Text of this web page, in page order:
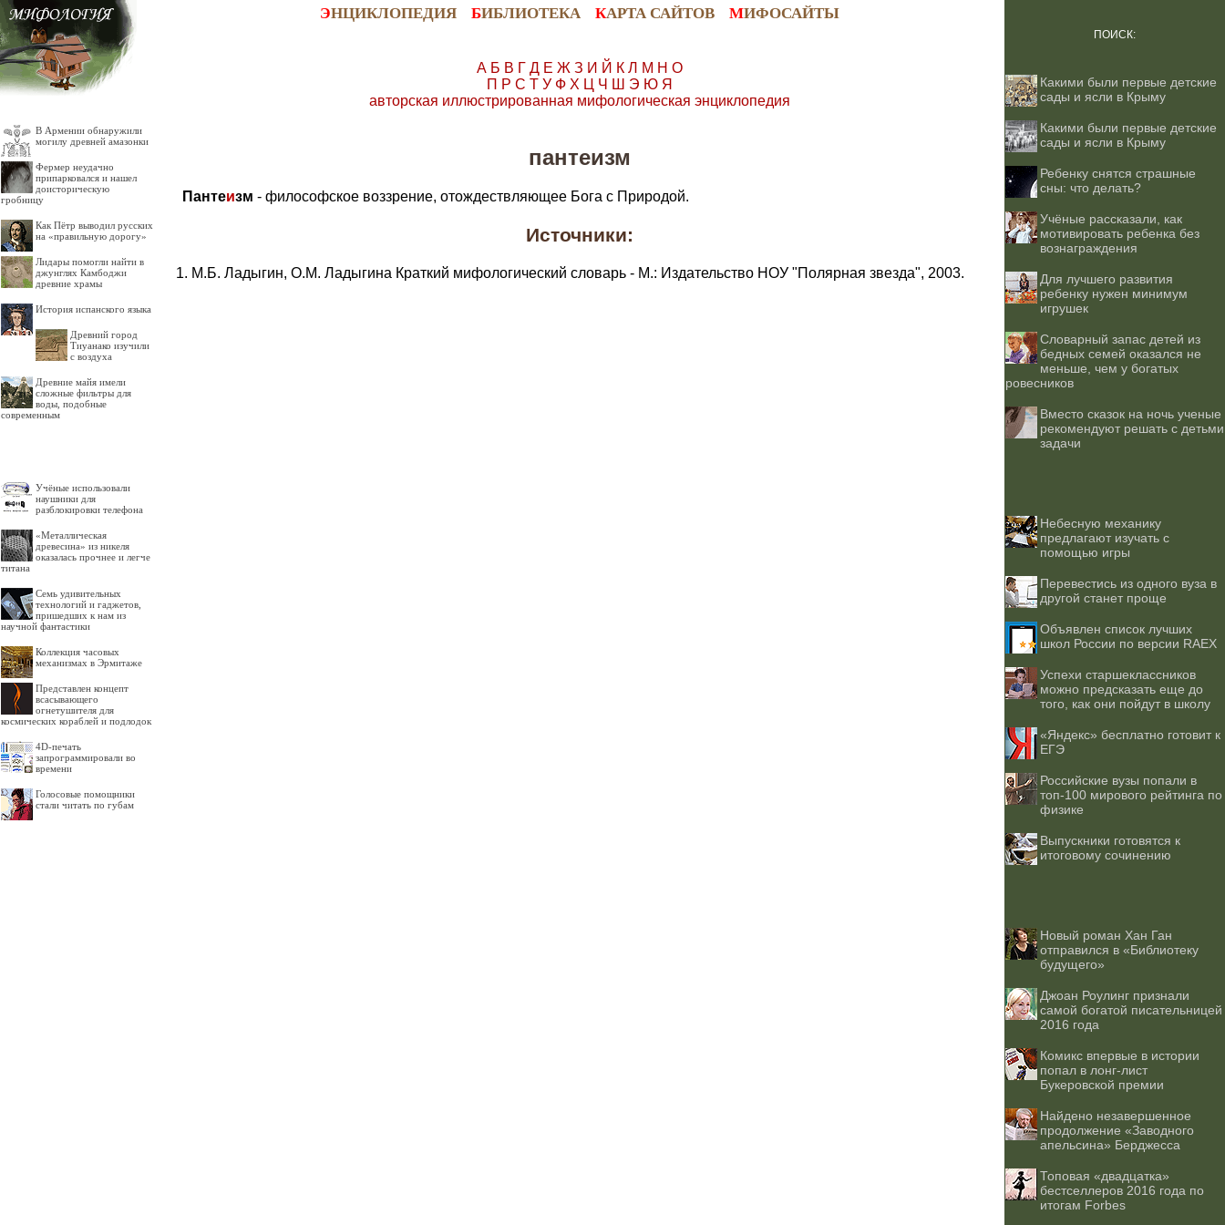
ЭНЦИКЛОПЕДИЯ БИБЛИОТЕКА КАРТА САЙТОВ МИФОСАЙТЫ
В Армении обнаружили
могилу древней амазонки
Фермер неудачно
припарковался и нашел
доисторическую
гробницу
Как Пётр выводил русских
на «правильную дорогу»
Лидары помогли найти в
джунглях Камбоджи
древние храмы
История испанского языка
Древний город
Тиуанако изучили
с воздуха
Древние майя имели
сложные фильтры для
воды, подобные
современным
Учёные использовали
наушники для
разблокировки телефона
«Металлическая
древесина» из никеля
оказалась прочнее и легче
титана
Семь удивительных
технологий и гаджетов,
пришедших к нам из
научной фантастики
Коллекция часовых
механизмах в Эрмитаже
Представлен концепт
всасывающего
огнетушителя для
космических кораблей и подлодок
4D-печать
запрограммировали во
времени
Голосовые помощники
стали читать по губам
А Б В Г Д Е Ж З И Й К Л М Н О
П Р С Т У Ф Х Ц Ч Ш Э Ю Я
авторская иллюстрированная мифологическая энциклопедия
пантеизм
Пантеизм - философское воззрение, отождествляющее Бога с Природой.
Источники:
М.Б. Ладыгин, О.М. Ладыгина Краткий мифологический словарь - М.: Издательство НОУ "Полярная звезда", 2003.
ПОИСК:
Какими были первые детские
сады и ясли в Крыму
Какими были первые детские
сады и ясли в Крыму
Ребенку снятся страшные
сны: что делать?
Учёные рассказали, как
мотивировать ребенка без
вознаграждения
Для лучшего развития
ребенку нужен минимум
игрушек
Словарный запас детей из
бедных семей оказался не
меньше, чем у богатых
ровесников
Вместо сказок на ночь ученые
рекомендуют решать с детьми
задачи
Небесную механику
предлагают изучать с
помощью игры
Перевестись из одного вуза в
другой станет проще
Объявлен список лучших
школ России по версии RAEX
Успехи старшеклассников
можно предсказать еще до
того, как они пойдут в школу
«Яндекс» бесплатно готовит к
ЕГЭ
Российские вузы попали в
топ-100 мирового рейтинга по
физике
Выпускники готовятся к
итоговому сочинению
Новый роман Хан Ган
отправился в «Библиотеку
будущего»
Джоан Роулинг признали
самой богатой писательницей
2016 года
Комикс впервые в истории
попал в лонг-лист
Букеровской премии
Найдено незавершенное
продолжение «Заводного
апельсина» Берджесса
Топовая «двадцатка»
бестселлеров 2016 года по
итогам Forbes